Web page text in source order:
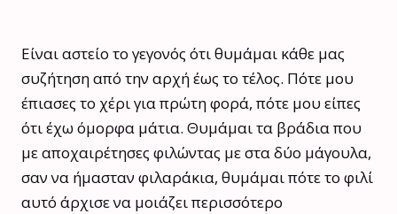
Είναι αστείο το γεγονός ότι θυμάμαι κάθε μας
συζήτηση από την αρχή έως το τέλος. Πότε μου
έπιασες το χέρι για πρώτη φορά, πότε μου είπες
ότι έχω όμορφα μάτια. Θυμάμαι τα βράδια που
με αποχαιρέτησες φιλώντας με στα δύο μάγουλα,
σαν να ήμασταν φιλαράκια, θυμάμαι πότε το φιλί
αυτό άρχισε να μοιάζει περισσότερο